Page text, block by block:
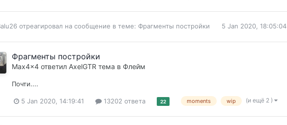
отреагировал на сообщение в теме: Фрагменты постройки 5 Jan 2020, 18:05:04
Фрагменты постройки
Max4x4 ответил AxelGTR тема в Флейм
Почти....
5 Jan 2020, 14:19:41 13202 ответа 22 moments wip (и ещё 2 )